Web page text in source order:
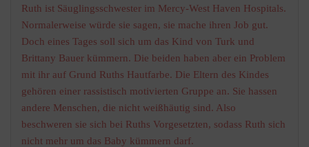
Ruth ist Säuglingsschwester im Mercy-West Haven Hospitals.
Normalerweise würde sie sagen, sie mache ihren Job gut.
Doch eines Tages soll sich um das Kind von Turk und
Brittany Bauer kümmern. Die beiden haben aber ein Problem
mit ihr auf Grund Ruths Hautfarbe. Die Eltern des Kindes
gehören einer rassistisch motivierten Gruppe an. Sie hassen
andere Menschen, die nicht weißhäutig sind. Also
beschweren sie sich bei Ruths Vorgesetzten, sodass Ruth sich
nicht mehr um das Baby kümmern darf.